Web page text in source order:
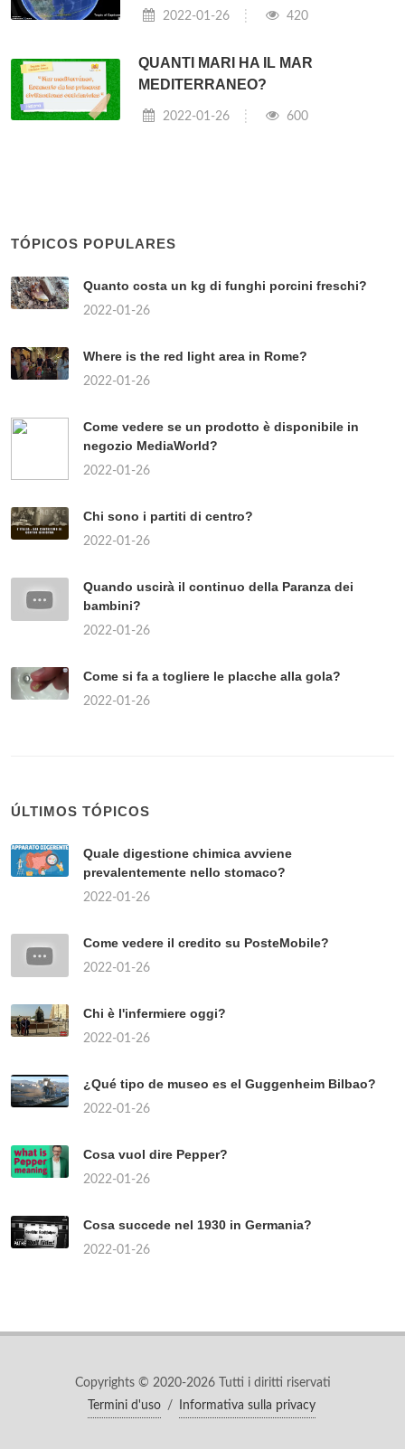
2022-01-26 420
QUANTI MARI HA IL MAR
MEDITERRANEO?
2022-01-26 600
TÓPICOS POPULARES
Quanto costa un kg di funghi porcini freschi?
2022-01-26
Where is the red light area in Rome?
2022-01-26
Come vedere se un prodotto è disponibile in
negozio MediaWorld?
2022-01-26
Chi sono i partiti di centro?
2022-01-26
Quando uscirà il continuo della Paranza dei
bambini?
2022-01-26
Come si fa a togliere le placche alla gola?
2022-01-26
ÚLTIMOS TÓPICOS
Quale digestione chimica avviene
prevalentemente nello stomaco?
2022-01-26
Come vedere il credito su PosteMobile?
2022-01-26
Chi è l'infermiere oggi?
2022-01-26
¿Qué tipo de museo es el Guggenheim Bilbao?
2022-01-26
Cosa vuol dire Pepper?
2022-01-26
Cosa succede nel 1930 in Germania?
2022-01-26
Copyrights © 2020-2026 Tutti i diritti riservati
Termini d'uso
/ Informativa sulla privacy